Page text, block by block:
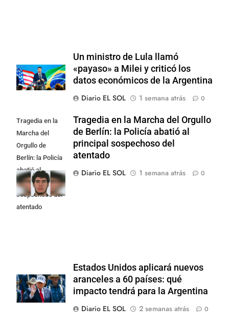
Un ministro de Lula llamó
«payaso» a Milei y criticó los
datos económicos de la Argentina
Diario EL SOL
1 semana atrás 0
Tragedia en la
Marcha del
Orgullo de
Berlín: la Policía
abatió al
principal
sospechoso del
atentado
Tragedia en la Marcha del Orgullo
de Berlín: la Policía abatió al
principal sospechoso del
atentado
Diario EL SOL
1 semana atrás 0
Estados Unidos aplicará nuevos
aranceles a 60 países: qué
impacto tendrá para la Argentina
Diario EL SOL
2 semanas atrás 0